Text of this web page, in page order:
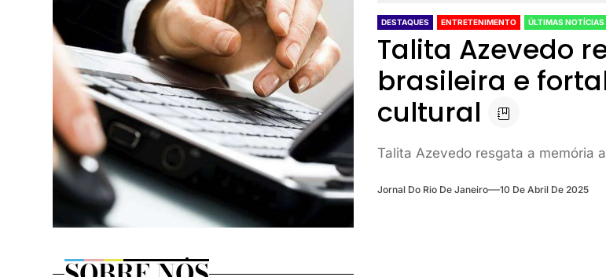
DESTAQUES ENTRETENIMENTO ÚLTIMAS NOTÍCIAS
Talita Azevedo
brasileira e
cultural
Talita Azevedo resgata a memória
Jornal Do Rio De Janeiro 10 De Abril De 2025